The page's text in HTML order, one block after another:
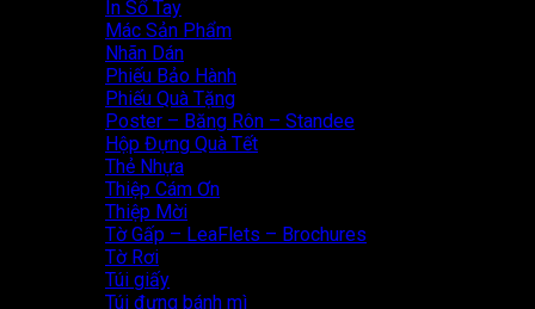
In Sổ Tay
Mác Sản Phẩm
Nhãn Dán
Phiếu Bảo Hành
Phiếu Quà Tặng
Poster – Băng Rôn – Standee
Hộp Đựng Quà Tết
Thẻ Nhựa
Thiệp Cám Ơn
Thiệp Mời
Tờ Gấp – LeaFlets – Brochures
Tờ Rơi
Túi giấy
Túi đựng bánh mì